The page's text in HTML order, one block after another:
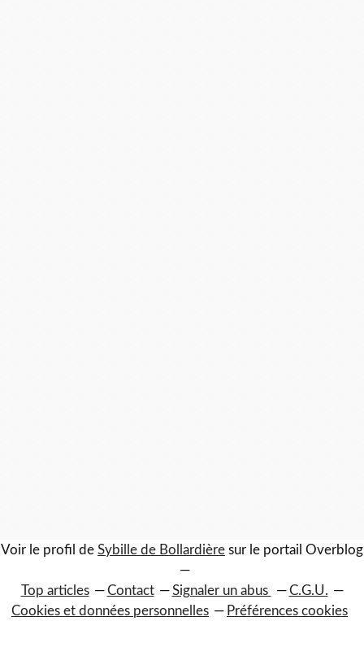
Voir le profil de Sybille de Bollardière sur le portail Overblog
Top articles Contact Signaler un abus
C.G.U.
Cookies et données personnelles
Préférences cookies